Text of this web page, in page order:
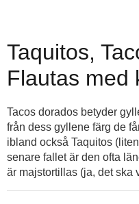
Taquitos,
Flautas med
Tacos dorados betyder
från dess gyllene färg de
ibland också Taquitos
senare fallet är den ofta
är majstortillas (ja, det ska